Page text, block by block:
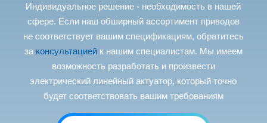
Индивидуальное решение - необходимость в нашей
сфере. Если наш обширный ассортимент приводов
не соответствует вашим спецификациям, обратитесь
за консультациейк нашим специалистам. Мы имеем
возможность разработать и произвести
электрический линейный актуатор, который точно
будет соответствовать вашим требованиям